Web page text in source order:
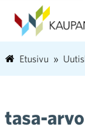
Etusivu
tasa-